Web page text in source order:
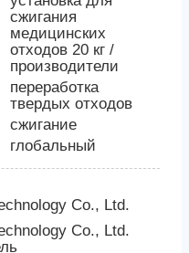
сжигания
медицинских
отходов 20 кг /
производители
переработка
твердых отходов
сжигание
глобальный
Co., Ltd.
Co., Ltd.